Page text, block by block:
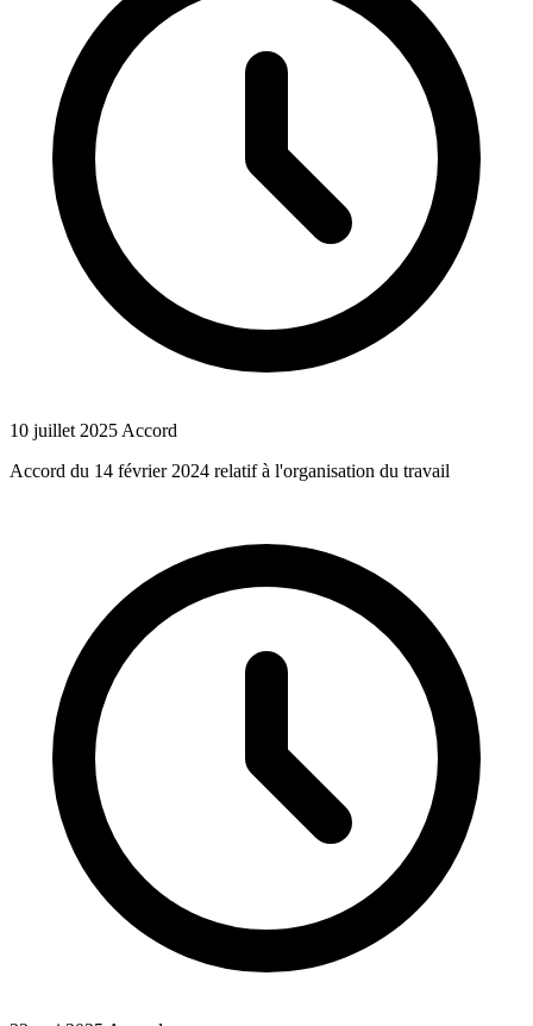
10 juillet 2025 Accord
Accord du 14 février 2024 relatif à l'organisation du travail